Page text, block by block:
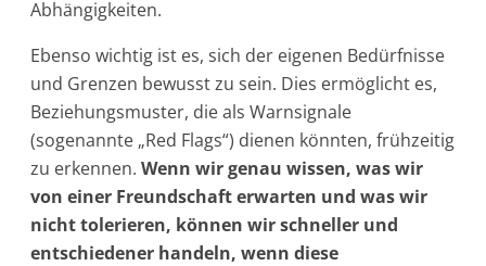
Abhängigkeiten.
Ebenso wichtig ist es, sich der eigenen Bedürfnisse
und Grenzen bewusst zu sein. Dies ermöglicht es,
Beziehungsmuster, die als Warnsignale
(sogenannte „Red Flags“) dienen könnten, frühzeitig
zu erkennen. Wenn wir genau wissen, was wir
von einer Freundschaft erwarten und was wir
nicht tolerieren, können wir schneller und
entschiedener handeln, wenn diese